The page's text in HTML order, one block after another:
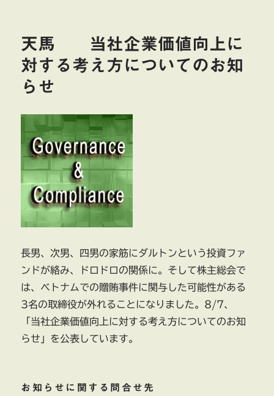
天馬 当社企業価値向上に
対する考え方についてのお知
らせ
長男、次男、四男の家筋にダルトンという投資ファ
ンドが絡み、ドロドロの関係に。そして株主総会で
は、ベトナムでの贈賄事件に関与した可能性がある
3名の取締役が外れることになりました。8/7、
「当社企業価値向上に対する考え方についてのお知
らせ」を公表しています。
お知らせに関する問合せ先